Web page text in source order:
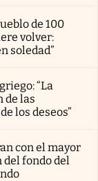
de 100
volver:
soledad”
“La
de las
los deseos”
con el mayor
fondo del